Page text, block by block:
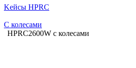
Kейсы HPRC
С колесами
HPRC2600W с колесами